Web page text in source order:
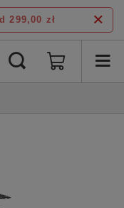
299,00 zł